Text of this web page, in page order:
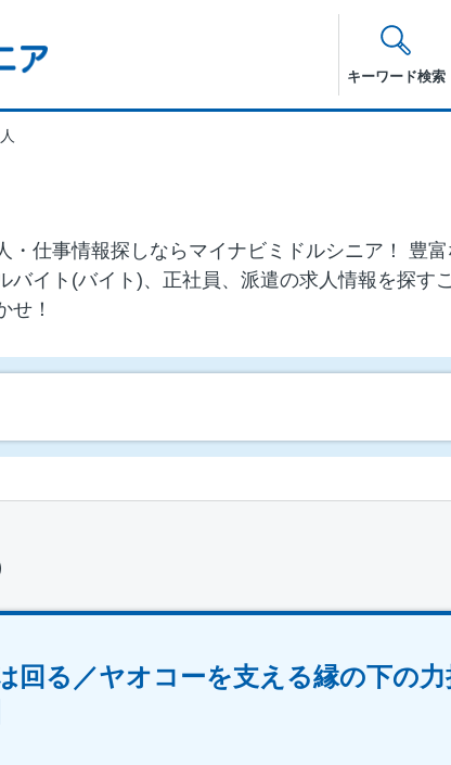
キーワード検索
・仕事情報探しならマイナビミドルシニア！ 豊
バイト(バイト)、正社員、派遣の求人情報を探す
せ！
回る／ヤオコーを支える縁の下の